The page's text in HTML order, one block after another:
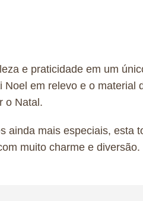
e praticidade em um
em relevo e o material
o Natal.
ainda mais especiais, esta
muito charme e diversão.